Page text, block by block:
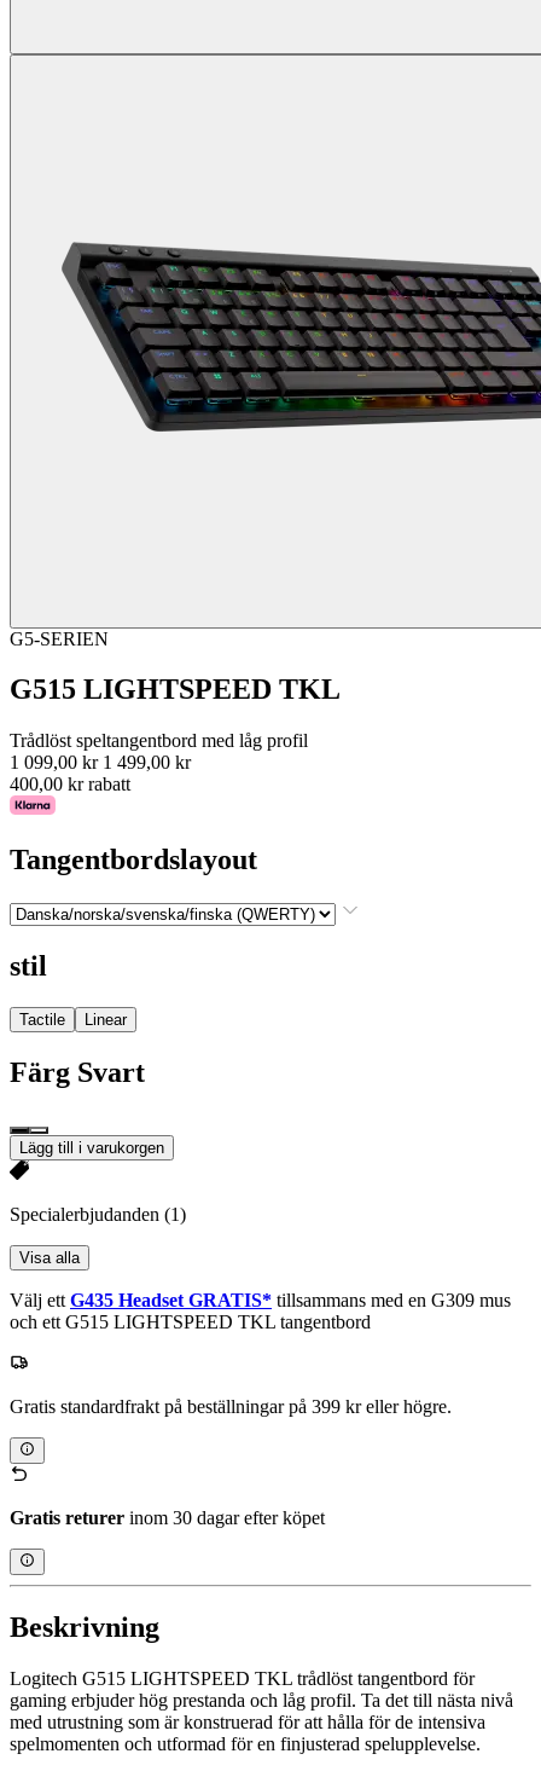
G5-SERIEN
G515 LIGHTSPEED TKL
Trådlöst speltangentbord med låg profil
1 099,00 kr 1 499,00 kr
400,00 kr rabatt
Tangentbordslayout
stil
Tactile Linear
Färg Svart
Lägg till i varukorgen
Specialerbjudanden (1)
Visa alla
Välj ett G435 Headset GRATIS* tillsammans med en G309 mus
och ett G515 LIGHTSPEED TKL tangentbord
Gratis standardfrakt på beställningar på 399 kr eller högre.
Gratis returer inom 30 dagar efter köpet
Beskrivning
Logitech G515 LIGHTSPEED TKL trådlöst tangentbord för
gaming erbjuder hög prestanda och låg profil. Ta det till nästa nivå
med utrustning som är konstruerad för att hålla för de intensiva
spelmomenten och utformad för en finjusterad spelupplevelse.